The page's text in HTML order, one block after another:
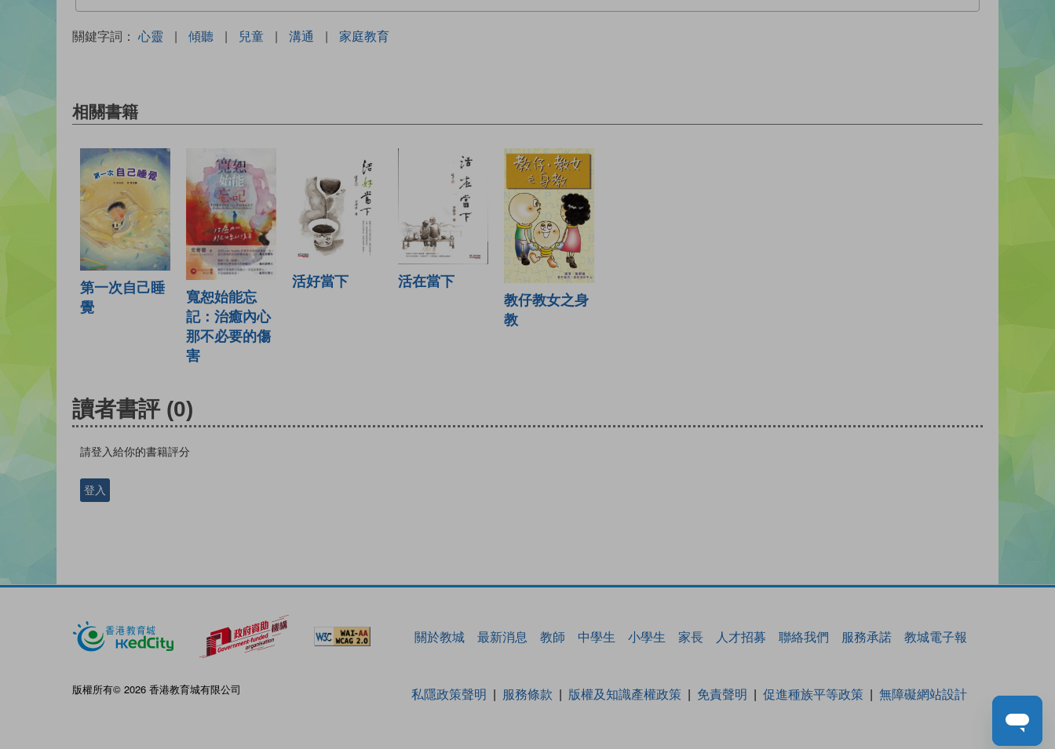
關鍵字詞： 心靈 | 傾聽 | 兒童 | 溝通 | 家庭教育
相關書籍
第一次自己睡
覺
寬恕始能忘
記：治癒內心
那不必要的傷
害
活好當下
活在當下
教仔教女之身
教
讀者書評 (0)
請登入給你的書籍評分
登入
關於教城 最新消息 教師 中學生 小學生 家長 人才招募 聯絡我們 服務承諾 教城電子報
版權所有© 2026 香港教育城有限公司 私隱政策聲明 服務條款 版權及知識產權政策 免責聲明 促進種族平等政策 無障礙網站設計